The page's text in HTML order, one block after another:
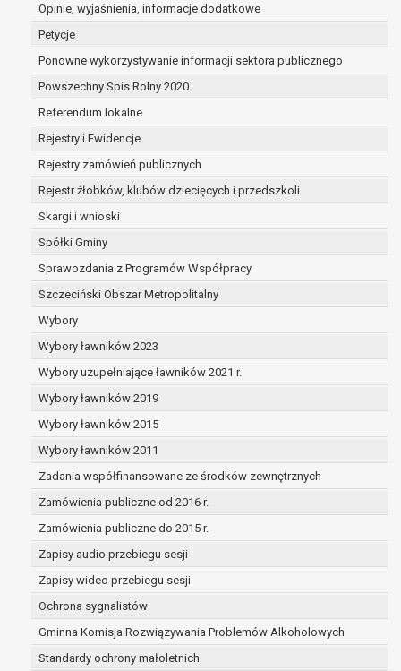
Opinie, wyjaśnienia, informacje dodatkowe
Petycje
Ponowne wykorzystywanie informacji sektora publicznego
Powszechny Spis Rolny 2020
Referendum lokalne
Rejestry i Ewidencje
Rejestry zamówień publicznych
Rejestr żłobków, klubów dziecięcych i przedszkoli
Skargi i wnioski
Spółki Gminy
Sprawozdania z Programów Współpracy
Szczeciński Obszar Metropolitalny
Wybory
Wybory ławników 2023
Wybory uzupełniające ławników 2021 r.
Wybory ławników 2019
Wybory ławników 2015
Wybory ławników 2011
Zadania współfinansowane ze środków zewnętrznych
Zamówienia publiczne od 2016 r.
Zamówienia publiczne do 2015 r.
Zapisy audio przebiegu sesji
Zapisy wideo przebiegu sesji
Ochrona sygnalistów
Gminna Komisja Rozwiązywania Problemów Alkoholowych
Standardy ochrony małoletnich
dane są nieprawidłowe lub
prawo do żądania usunięcia danych
osobowych (tzw. prawo do bycia
zapomnianym) na podstawie art. 17 RODO,
w przypadku gdy:
dane nie są już niezbędne do celów,
dla których były zebrane lub w inny
sposób przetwarzane,
osoba, której dane dotyczą, wniosła
sprzeciw wobec przetwarzania
danych osobowych,
zgodę na przetwarzanie danych
osobowych, która jest podstawą
przetwarzania danych i nie ma innej
danych,
dane osobowe przetwarzane są
niezgodnie z prawem,
dane osobowe muszą być usunięte w
celu wywiązania się z obowiązku
prawo do żądania ograniczenia
przetwarzania danych osobowych na
podstawie art. 18 RODO, w przypadku gdy:
osoba, której dane dotyczą
kwestionuje prawidłowość danych
osobowych – na okres pozwalający
administratorowi sprawdzić
przetwarzanie danych jest niezgodne
z prawem, a osoba, której dane
dotyczą, sprzeciwia się usunięciu